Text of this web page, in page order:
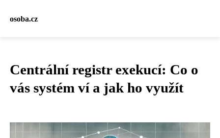
osoba.cz
Centrální registr exekucí: Co o
vás systém ví a jak ho využít